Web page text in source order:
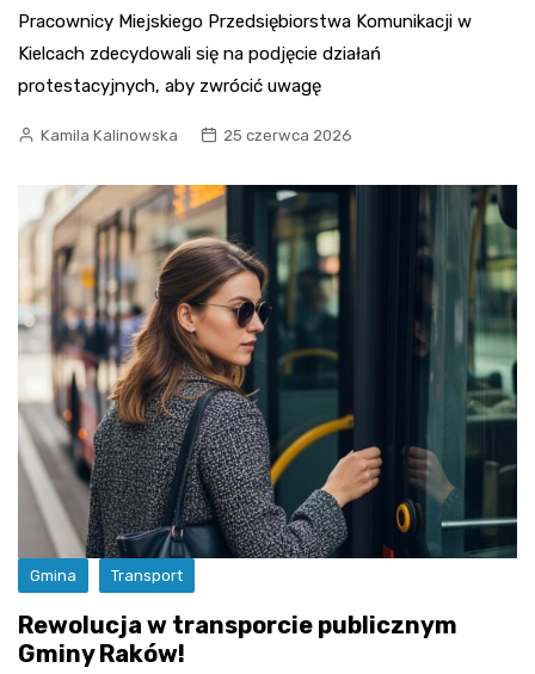
Pracownicy Miejskiego Przedsiębiorstwa Komunikacji w
Kielcach zdecydowali się na podjęcie działań
protestacyjnych, aby zwrócić uwagę
Kamila Kalinowska 25 czerwca 2026
Gmina Transport
Rewolucja w transporcie publicznym
Gminy Raków!